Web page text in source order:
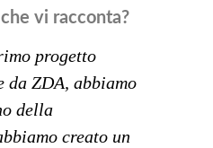
vi racconta?
progetto
da ZDA, abbiamo
della
creato un